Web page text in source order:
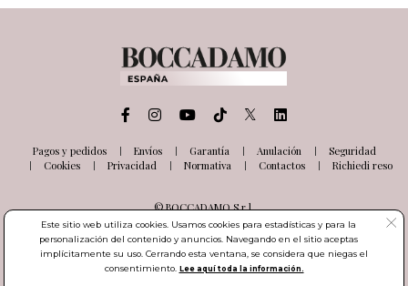
Pagos y pedidos Envíos Garantía Anulación
Seguridad
Cookies
Privacidad Normativa Contactos Richiedi reso
© BOCCADAMO S.r.l.
Via delle Industrie, 26
03100 Frosinone (FR) Italia
Número de IVA IT01985000601
Este sitio web utiliza cookies. Usamos cookies para estadísticas y para la
personalización del contenido y anuncios. Navegando en el sitio aceptas
implícitamente su uso. Cerrando esta ventana, se considera que niegas el
consentimiento. Lee aquí toda la información.